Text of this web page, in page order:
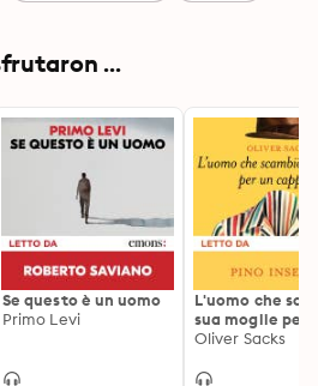
...
Se questo è un uomo
Primo Levi
L'uomo che
sua moglie per
cappello
Oliver Sacks